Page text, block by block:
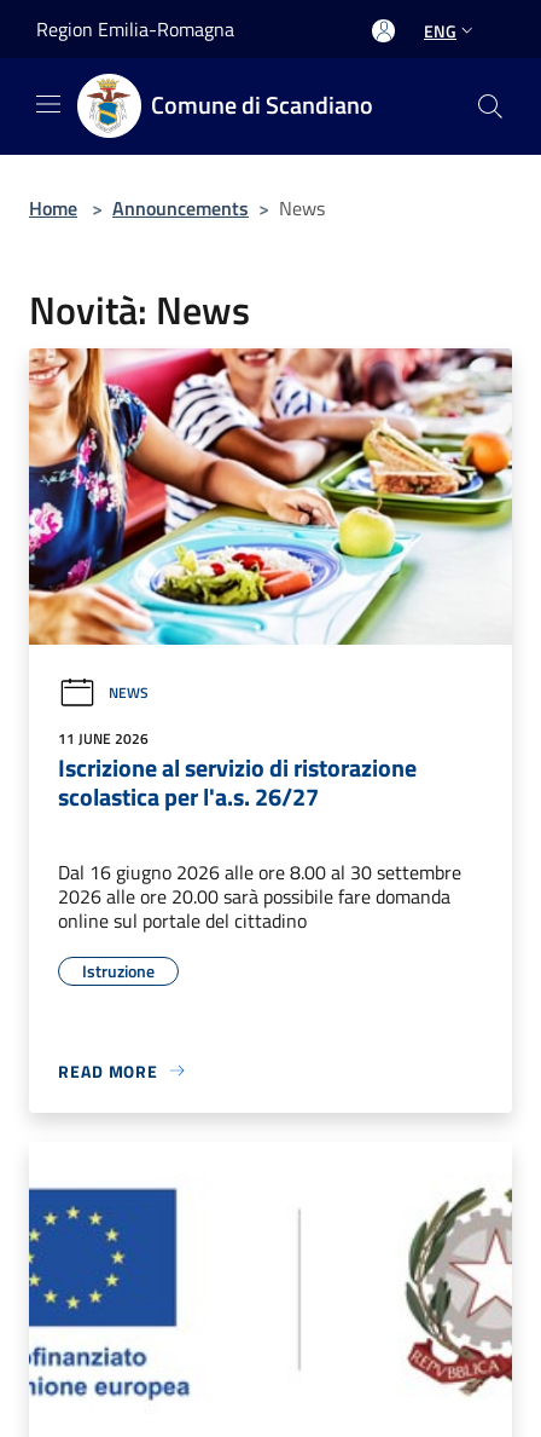
Region Emilia-Romagna ENG
Comune di Scandiano
Home > Announcements > News
Novità: News
NEWS
11 JUNE 2026
Iscrizione al servizio di ristorazione
scolastica per l'a.s. 26/27
Dal 16 giugno 2026 alle ore 8.00 al 30 settembre
2026 alle ore 20.00 sarà possibile fare domanda
online sul portale del cittadino
Istruzione
READ MORE